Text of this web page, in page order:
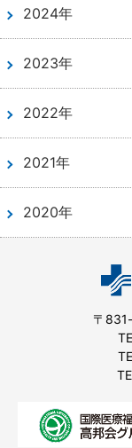
2024年
2023年
2022年
2021年
2020年
〒